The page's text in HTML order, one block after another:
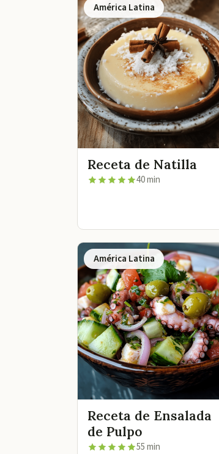
América Latina
Receta de Natilla
40 min
América Latina
Receta de Ensalada
de Pulpo
55 min